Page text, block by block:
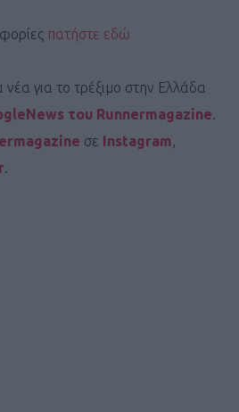
πατήστε εδώ
για το τρέξιμο στην Ελλάδα
του Runnermagazine.
σε Instagram,
.